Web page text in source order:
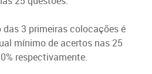
3 primeiras colocações é
mínimo de acertos nas 25
respectivamente.